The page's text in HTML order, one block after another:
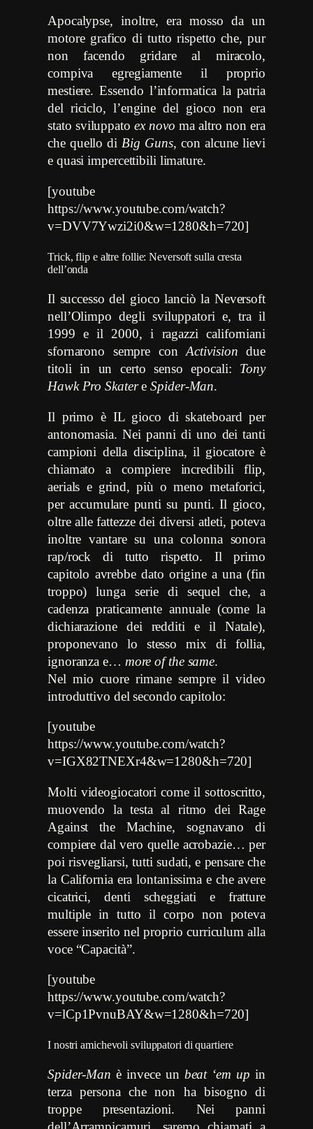
Apocalypse, inoltre, era mosso da un
motore grafico di tutto rispetto che, pur
non facendo gridare al miracolo,
compiva egregiamente il proprio
mestiere. Essendo l’informatica la patria
del riciclo, l’engine del gioco non era
stato sviluppatoex novo ma altro non era
che quello diBig Guns, con alcune lievi
e quasi impercettibili limature.
[youtube
https://www.youtube.com/watch?
v=DVV7Ywzi2i0&w=1280&h=720]
Trick, flip e altre follie: Neversoft sulla cresta
dell’onda
Il successo del gioco lanciò la Neversoft
nell’Olimpo degli sviluppatori e, tra il
1999 e il 2000, i ragazzi californiani
sfornarono sempre conActivision due
titoli in un certo senso epocali: Tony
Hawk Pro SkatereSpider-Man.
Il primo è IL gioco di skateboard per
antonomasia. Nei panni di uno dei tanti
campioni della disciplina, il giocatore è
chiamato a compiere incredibili flip,
aerials e grind, più o meno metaforici,
per accumulare punti su punti. Il gioco,
oltre alle fattezze dei diversi atleti, poteva
inoltre vantare su una colonna sonora
rap/rock di tutto rispetto. Il primo
capitolo avrebbe dato origine a una (fin
troppo) lunga serie di sequel che, a
cadenza praticamente annuale (come la
dichiarazione dei redditi e il Natale),
proponevano lo stesso mix di follia,
ignoranza e… more of the same.
Nel mio cuore rimane sempre il video
introduttivo del secondo capitolo:
[youtube
https://www.youtube.com/watch?
v=IGX82TNEXr4&w=1280&h=720]
Molti videogiocatori come il sottoscritto,
muovendo la testa al ritmo dei Rage
Against the Machine, sognavano di
compiere dal vero quelle acrobazie… per
poi risvegliarsi, tutti sudati, e pensare che
la California era lontanissima e che avere
cicatrici, denti scheggiati e fratture
multiple in tutto il corpo non poteva
essere inserito nel proprio curriculum alla
voce “Capacità”.
[youtube
https://www.youtube.com/watch?
v=lCp1PvnuBAY&w=1280&h=720]
I nostri amichevoli sviluppatori di quartiere
Spider-Man è invece un beat ‘em up in
terza persona che non ha bisogno di
troppe presentazioni. Nei panni